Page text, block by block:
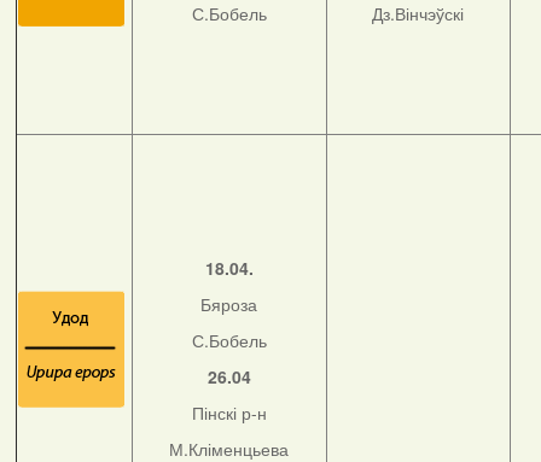
С.Бобель
Дз.Вінчэўскі
18.04.
Бяроза
С.Бобель
26.04
Пінскі р-н
М.Кліменцьева